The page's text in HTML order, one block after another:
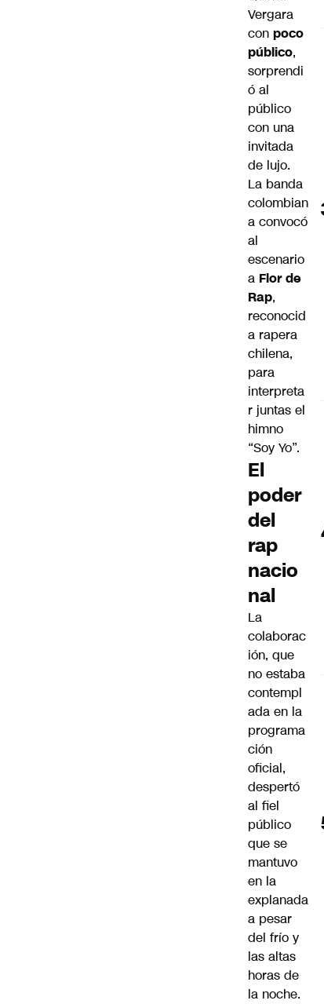
Vergara
con poco
público,
sorprendi
ó al
público
con una
invitada
de lujo.
La banda
colombian
a convocó
al
escenario
a Flor de
Rap,
reconocid
a rapera
chilena,
para
interpreta
r juntas el
himno
“Soy Yo”.
El
poder
del
rap
nacio
nal
La
colaborac
ión, que
no estaba
contempl
ada en la
programa
ción
oficial,
despertó
al fiel
público
que se
mantuvo
en la
explanada
a pesar
del frío y
las altas
horas de
la noche.